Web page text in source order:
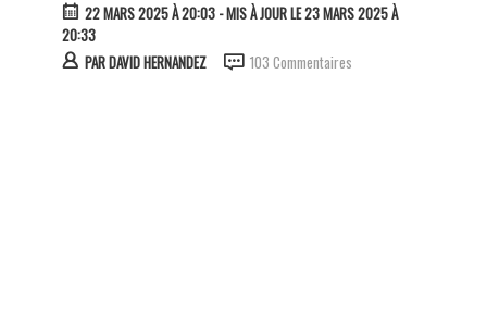
22 MARS 2025 À 20:03- MIS À JOUR LE 23 MARS 2025 À
20:33
PARDAVID HERNANDEZ 103 Commentaires